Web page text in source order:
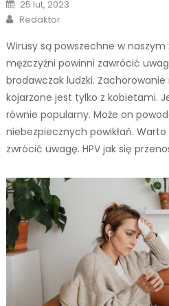
on
25 lut, 2023
Author
Redaktor
Wirusy są powszechne w naszym
mężczyźni powinni zawrócić
brodawczak ludzki.
kojarzone jest tylko z kobietami.
równie popularny. Może on
niebezpiecznych powikłań.
zwrócić uwagę. HPV jak się